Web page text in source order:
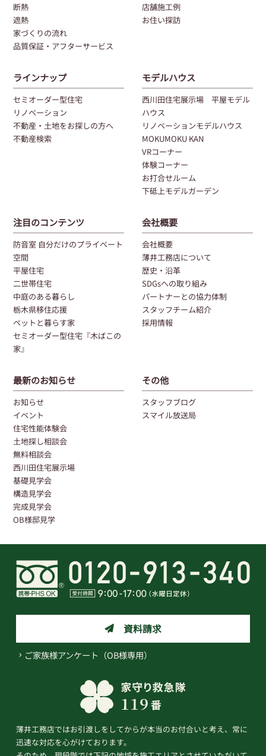
断熱
遮熱
家づくりの流れ
品質保証・アフターサービス
店舗施工例
お住い探訪
ラインナップ
セミオーダー型住宅
リノベーション
不動産・土地をお探しの方へ
不動産検索
モデルハウス
西川田住宅展示場 平屋モデル
ハウス
リノベーションモデルハウス
MOKUMOKU KAN
VRコーナー
体験コーナー
お打合せルーム
下砥上モデルガーデン
注目のコンテンツ
防音室 自分だけのプライベート
空間
平屋住宅
二世帯住宅
中庭のある暮らし
栃木県移住応援
ペットと暮らす家
セミオーダー型住宅『木ばこの
家』
会社概要
会社概要
薄井工務店について
歴史・沿革
SDGsへの取り組み
パートナーとの協力体制
スタッフチーム紹介
採用情報
最新のお知らせ
お知らせ
イベント
住宅性能体験会
土地探し相談会
無料相談会
西川田住宅展示場
基礎見学会
構造見学会
完成見学会
OB様邸見学
その他
スタッフブログ
スマイル放送局
資料請求
ご家族様アンケート（OB様専用）
薄井工務店ではお引渡しをしてからが本当のお付合いと考え、常に
迅速な対応を心がけております。